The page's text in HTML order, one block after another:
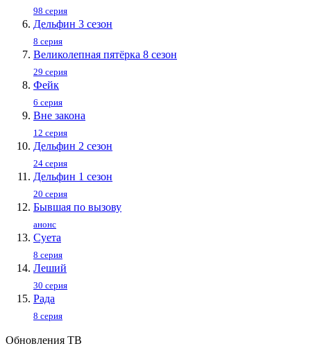
98 серия
Дельфин 3 сезон
8 серия
Великолепная пятёрка 8 сезон
29 серия
Фейк
6 серия
Вне закона
12 серия
Дельфин 2 сезон
24 серия
Дельфин 1 сезон
20 серия
Бывшая по вызову
анонс
Суета
8 серия
Леший
30 серия
Рада
8 серия
Обновления ТВ